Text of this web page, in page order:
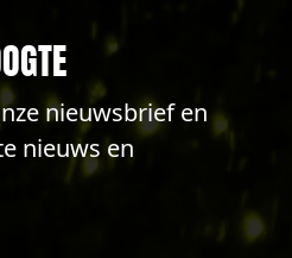
nieuwsbrief en
nieuws en